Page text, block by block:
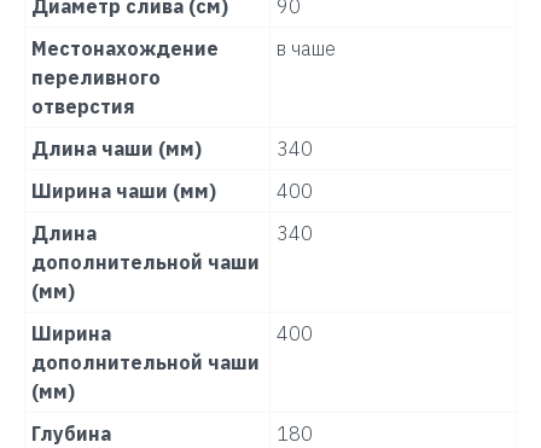
Диаметр слива (см)
90
Местонахождение
переливного
отверстия
в чаше
Длина чаши (мм)
340
Ширина чаши (мм)
400
Длина
дополнительной чаши
(мм)
340
Ширина
дополнительной чаши
(мм)
400
Глубина
180